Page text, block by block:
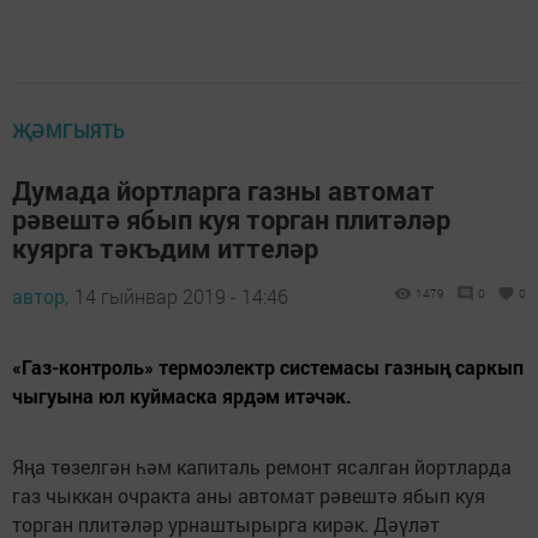
ҖӘМГЫЯТЬ
Думада йортларга газны автомат
рәвештә ябып куя торган плитәләр
куярга тәкъдим иттеләр
автор, 14 гыйнвар 2019 - 14:46 1479 0 0
«Газ-контроль» термоэлектр системасы газның саркып
чыгуына юл куймаска ярдәм итәчәк.
Яңа төзелгән һәм капиталь ремонт ясалган йортларда
газ чыккан очракта аны автомат рәвештә ябып куя
торган плитәләр урнаштырырга кирәк. Дәүләт